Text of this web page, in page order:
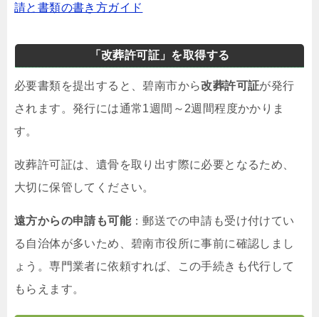
請と書類の書き方ガイド
「改葬許可証」を取得する
必要書類を提出すると、碧南市から改葬許可証が発行
されます。発行には通常1週間～2週間程度かかりま
す。
改葬許可証は、遺骨を取り出す際に必要となるため、
大切に保管してください。
遠方からの申請も可能：郵送での申請も受け付けてい
る自治体が多いため、碧南市役所に事前に確認しまし
ょう。専門業者に依頼すれば、この手続きも代行して
もらえます。